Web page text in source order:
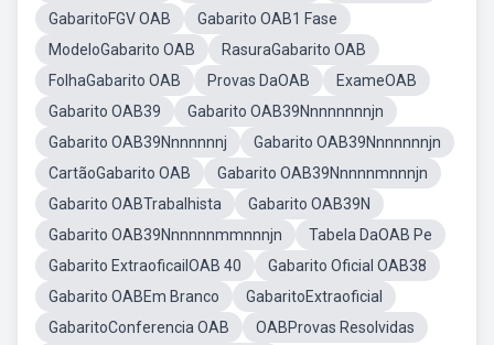
GabaritoFGV OAB
Gabarito OAB1 Fase
ModeloGabarito OAB
RasuraGabarito OAB
FolhaGabarito OAB
Provas DaOAB
ExameOAB
Gabarito OAB39
Gabarito OAB39Nnnnnnnnjn
Gabarito OAB39Nnnnnnnj
Gabarito OAB39Nnnnnnnjn
CartãoGabarito OAB
Gabarito OAB39Nnnnnmnnnjn
Gabarito OABTrabalhista
Gabarito OAB39N
Gabarito OAB39Nnnnnnmmnnnjn
Tabela DaOAB Pe
Gabarito ExtraoficailOAB 40
Gabarito Oficial OAB38
Gabarito OABEm Branco
GabaritoExtraoficial
GabaritoConferencia OAB
OABProvas Resolvidas